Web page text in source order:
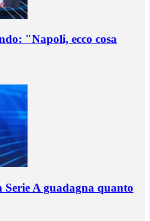
"Napoli, ecco cosa
Serie A guadagna quanto